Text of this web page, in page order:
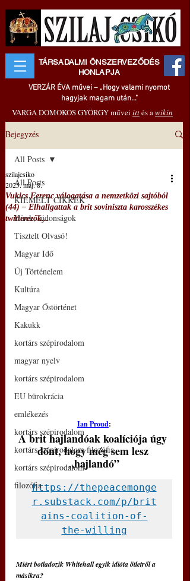
TÁRSADALMI ÖNSZERVEZŐDÉS
HONLAPJA
VERZÁR ÉVA művei – „Hogy valami nyomot
hagyjak magam után..."
VARGA DOMOKOS GYÖRGY művei ittés awikin
Bejegyzés
All Posts
KIEMELT CIKKEK
Hírek, újdonságok
Tisztelt Olvasó!
Magyar Idő
Új Történelem
Kultúra
Magyar Őstörténet
Kakukk
kortárs szépirodalom
magyar nyelv
kortárs szépirodalom
EU bürokrácia
emlékezés
kortárs szépirodalom
kortárs szépirodalom filozófia
kortárs szépirodalom
filozófia
All Posts
Vukics Ferenc válogatása a nemzetközi sajtóból
(44) – Elhallgattak a brit soviniszta karosszékes
twitterezők...
szilajcsiko
2025. máj. 8.
Ian Proud:
A brit hajlandóak koalíciója úgy
dönt, hogy még sem lesz
„hajlandó”
https://thepeacemonge
r.substack.com/p/brit
ains-coalition-of-
the-willing
Miért botladozik Whitehall egyik idióta ötletről a
másikra?